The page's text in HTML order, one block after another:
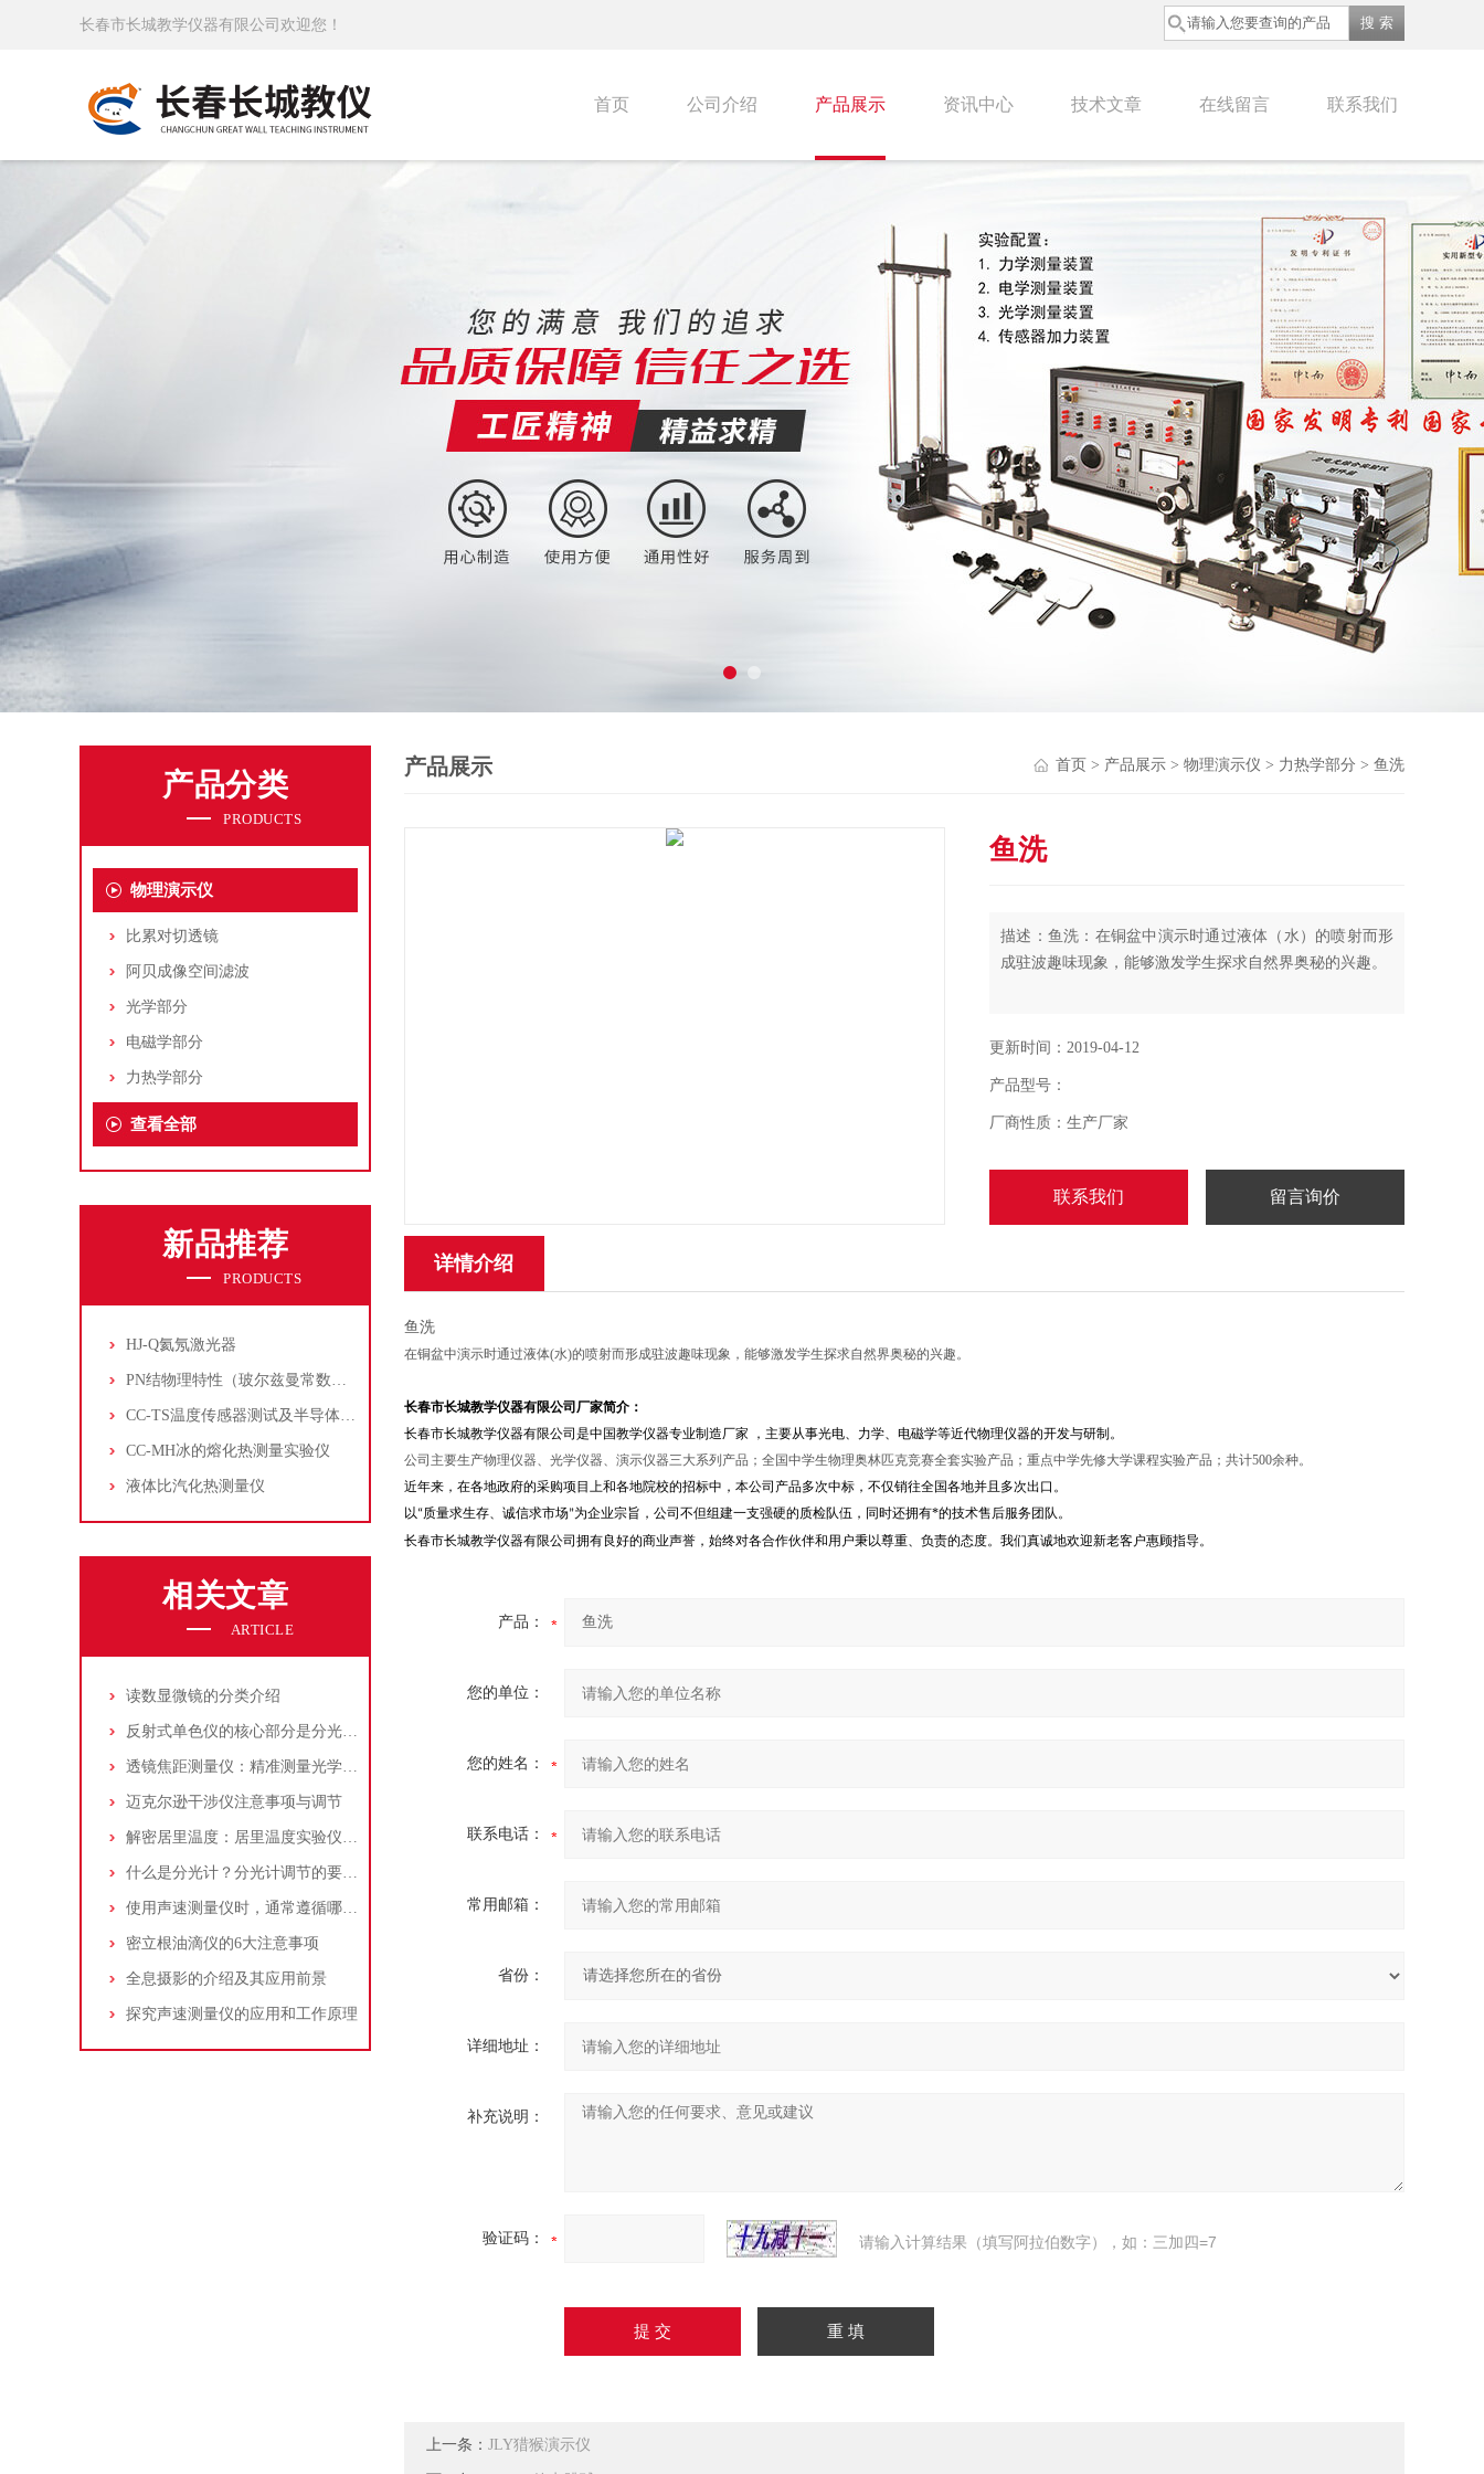
长春市长城教学仪器有限公司欢迎您！
首页 公司介绍 产品展示 资讯中心 技术文章 在线留言 联系我们
产品分类
PRODUCTS
物理演示仪
比累对切透镜
阿贝成像空间滤波
光学部分
电磁学部分
力热学部分
查看全部
新品推荐
PRODUCTS
HJ-Q氦氖激光器
PN结物理特性（玻尔兹曼常数测定仪）
CC-TS温度传感器测试及半导体致冷控温实验仪
CC-MH冰的熔化热测量实验仪
液体比汽化热测量仪
相关文章
ARTICLE
读数显微镜的分类介绍
反射式单色仪的核心部分是分光系统决定了仪器的性能和精度
透镜焦距测量仪：精准测量光学元件的利器
迈克尔逊干涉仪注意事项与调节
解密居里温度：居里温度实验仪的深度探讨
什么是分光计？分光计调节的要求是什么？
使用声速测量仪时，通常遵循哪些步骤
密立根油滴仪的6大注意事项
全息摄影的介绍及其应用前景
探究声速测量仪的应用和工作原理
产品展示 首页 > 产品展示 > 物理演示仪 > 力热学部分 > 鱼洗
鱼洗
描述：鱼洗：在铜盆中演示时通过液体（水）的喷射而形
成驻波趣味现象，能够激发学生探求自然界奥秘的兴趣。
更新时间：2019-04-12
产品型号：
厂商性质：生产厂家
联系我们 留言询价
详情介绍
鱼洗
在铜盆中演示时通过液体(水)的喷射而形成驻波趣味现象，能够激发学生探求自然界奥秘的兴趣。
长春市长城教学仪器有限公司 厂家简介：
长春市长城教学仪器有限公司是中国教学仪器专业制造厂家 ，主要从事光电、力学、电磁学等近代物理仪器的开发与研制。
公司主要生产物理仪器、光学仪器、演示仪器三大系列产品；全国中学生物理奥林匹克竞赛全套实验产品；重点中学先修大学课程实验产品；共计500余种。
近年来，在各地政府的采购项目上和各地院校的招标中，本公司产品多次中标，不仅销往全国各地并且多次出口。
以“质量求生存、诚信求市场”为企业宗旨，公司不但组建一支强硬的质检队伍，同时还拥有*的技术售后服务团队。
长春市长城教学仪器有限公司拥有良好的商业声誉，始终对各合作伙伴和用户秉以尊重、负责的态度。我们真诚地欢迎新老客户惠顾指导。
产品：
您的单位：
您的姓名：
联系电话：
常用邮箱：
省份：
详细地址：
补充说明：
验证码： 请输入计算结果（填写阿拉伯数字），如：三加四=7
上一条： JLY猎猴演示仪